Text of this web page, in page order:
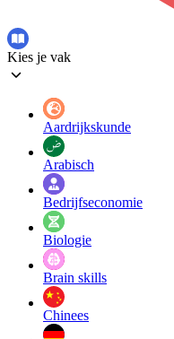
Kies je vak
Aardrijkskunde
Arabisch
Bedrijfseconomie
Biologie
Brain skills
Chinees